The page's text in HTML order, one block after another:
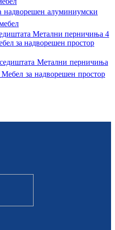
алуминиумски
Метални перничиња
за надворешен простор